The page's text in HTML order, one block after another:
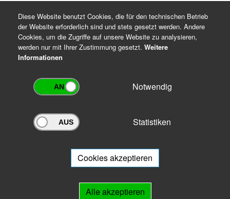
Archivportal Thüringen
Ihnen beratend zur Seite.
Diese Website benutzt Cookies, die für den technischen Betrieb
der Website erforderlich sind und stets gesetzt werden. Andere
Cookies, um die Zugriffe auf unsere Website zu analysieren,
werden nur mit Ihrer Zustimmung gesetzt. Weitere
Informationen
Notwendig
Statistiken
Cookies akzeptieren
Alle akzeptieren